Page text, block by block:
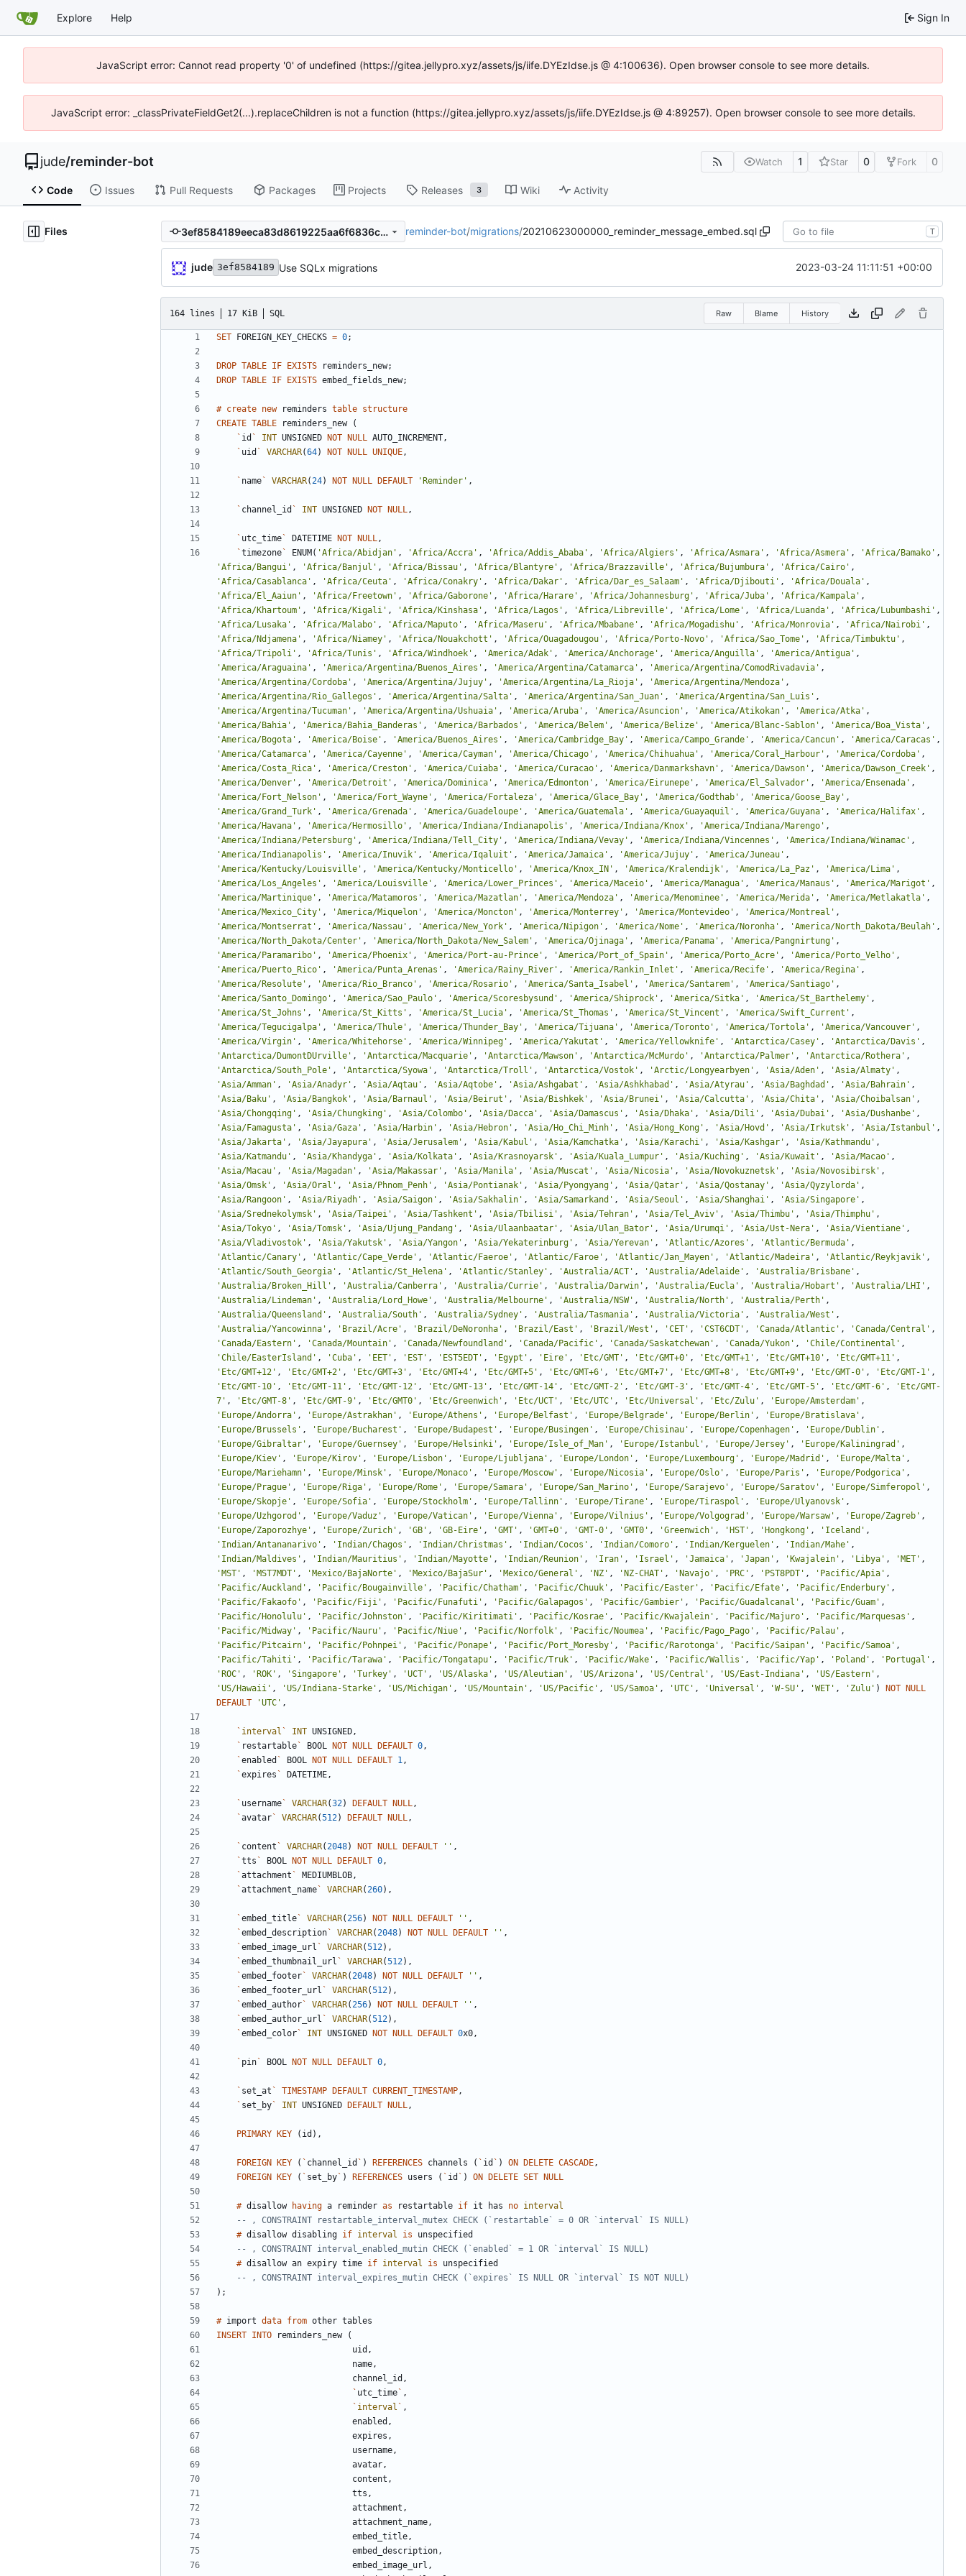
Explore Help Sign In
JavaScript error: Cannot read property '0' of undefined (https://gitea.jellypro.xyz/assets/js/iife.DYEzIdse.js @ 4:100636). Open browser console to see more details.
JavaScript error: _classPrivateFieldGet2(...).replaceChildren is not a function (https://gitea.jellypro.xyz/assets/js/iife.DYEzIdse.js @ 4:89257). Open browser console to see more details.
jude/reminder-bot Watch 1 Star 0 Fork 0
Code Issues Pull Requests Packages Projects Releases 3 Wiki Activity
Files 3ef8584189eeca83d8619225aa6f6836cff57d4e reminder-bot/migrations/20210623000000_reminder_message_embed.sql T
jude 3ef8584189 Use SQLx migrations 2023-03-24 11:11:51 +00:00
164 lines 17 KiB SQL Raw Blame History
SET FOREIGN_KEY_CHECKS = 0;
DROP TABLE IF EXISTS reminders_new;
DROP TABLE IF EXISTS embed_fields_new;
# create new reminders table structure
CREATE TABLE reminders_new
(
` id ` INT UNSIGNED NOT NULL AUTO_INCREMENT,
` uid ` VARCHAR(64) NOT NULL UNIQUE,
` name ` VARCHAR(24) NOT NULL DEFAULT ' Reminder ' ,
` channel_id ` INT UNSIGNED NOT NULL,
` utc_time ` DATETIME NOT NULL,
`timezone ` ENUM ( 'Africa/Abidjan ' , 'Africa/Accra ' , 'Africa/Addis_Ababa ' , 'Africa/Algiers ' , 'Africa/Asmara ' , 'Africa/Asmera ' , 'Africa/Bamako ' ,
'Africa/Bangui ' , 'Africa/Banjul ' , 'Africa/Bissau ' , 'Africa/Blantyre ' , 'Africa/Brazzaville ' , 'Africa/Bujumbura ' , 'Africa/Cairo ' ,
'Africa/Casablanca ' , 'Africa/Ceuta ' , 'Africa/Conakry ' , 'Africa/Dakar ' , 'Africa/Dar_es_Salaam ' , 'Africa/Djibouti ' , 'Africa/Douala ' ,
'Africa/El_Aaiun ' , 'Africa/Freetown ' , 'Africa/Gaborone ' , 'Africa/Harare ' , 'Africa/Johannesburg ' , 'Africa/Juba ' , 'Africa/Kampala ' ,
'Africa/Khartoum ' , 'Africa/Kigali ' , 'Africa/Kinshasa ' , 'Africa/Lagos ' , 'Africa/Libreville ' , 'Africa/Lome ' , 'Africa/Luanda ' , 'Africa/Lubumbashi ' ,
'Africa/Lusaka ' , 'Africa/Malabo ' , 'Africa/Maputo ' , 'Africa/Maseru ' , 'Africa/Mbabane ' , 'Africa/Mogadishu ' , 'Africa/Monrovia ' , 'Africa/Nairobi ' ,
'Africa/Ndjamena ' , 'Africa/Niamey ' , 'Africa/Nouakchott ' , 'Africa/Ouagadougou ' , 'Africa/Porto-Novo ' , 'Africa/Sao_Tome ' , 'Africa/Timbuktu ' ,
'Africa/Tripoli ' , 'Africa/Tunis ' , 'Africa/Windhoek ' , 'America/Adak ' , 'America/Anchorage ' , 'America/Anguilla ' , 'America/Antigua ' ,
'America/Araguaina ' , 'America/Argentina/Buenos_Aires ' , 'America/Argentina/Catamarca ' , 'America/Argentina/ComodRivadavia ' ,
'America/Argentina/Cordoba ' , 'America/Argentina/Jujuy ' , 'America/Argentina/La_Rioja ' , 'America/Argentina/Mendoza ' ,
'America/Argentina/Rio_Gallegos ' , 'America/Argentina/Salta ' , 'America/Argentina/San_Juan ' , 'America/Argentina/San_Luis ' ,
'America/Argentina/Tucuman ' , 'America/Argentina/Ushuaia ' , 'America/Aruba ' , 'America/Asuncion ' , 'America/Atikokan ' , 'America/Atka ' ,
'America/Bahia ' , 'America/Bahia_Banderas ' , 'America/Barbados ' , 'America/Belem ' , 'America/Belize ' , 'America/Blanc-Sablon ' , 'America/Boa_Vista ' ,
'America/Bogota ' , 'America/Boise ' , 'America/Buenos_Aires ' , 'America/Cambridge_Bay ' , 'America/Campo_Grande ' , 'America/Cancun ' , 'America/Caracas ' ,
'America/Catamarca ' , 'America/Cayenne ' , 'America/Cayman ' , 'America/Chicago ' , 'America/Chihuahua ' , 'America/Coral_Harbour ' , 'America/Cordoba ' ,
'America/Costa_Rica ' , 'America/Creston ' , 'America/Cuiaba ' , 'America/Curacao ' , 'America/Danmarkshavn ' , 'America/Dawson ' , 'America/Dawson_Creek ' ,
'America/Denver ' , 'America/Detroit ' , 'America/Dominica ' , 'America/Edmonton ' , 'America/Eirunepe ' , 'America/El_Salvador ' , 'America/Ensenada ' ,
'America/Fort_Nelson ' , 'America/Fort_Wayne ' , 'America/Fortaleza ' , 'America/Glace_Bay ' , 'America/Godthab ' , 'America/Goose_Bay ' ,
'America/Grand_Turk ' , 'America/Grenada ' , 'America/Guadeloupe ' , 'America/Guatemala ' , 'America/Guayaquil ' , 'America/Guyana ' , 'America/Halifax ' ,
'America/Havana ' , 'America/Hermosillo ' , 'America/Indiana/Indianapolis ' , 'America/Indiana/Knox ' , 'America/Indiana/Marengo ' ,
'America/Indiana/Petersburg ' , 'America/Indiana/Tell_City ' , 'America/Indiana/Vevay ' , 'America/Indiana/Vincennes ' , 'America/Indiana/Winamac ' ,
'America/Indianapolis ' , 'America/Inuvik ' , 'America/Iqaluit ' , 'America/Jamaica ' , 'America/Jujuy ' , 'America/Juneau ' ,
'America/Kentucky/Louisville ' , 'America/Kentucky/Monticello ' , 'America/Knox_IN ' , 'America/Kralendijk ' , 'America/La_Paz ' , 'America/Lima ' ,
'America/Los_Angeles ' , 'America/Louisville ' , 'America/Lower_Princes ' , 'America/Maceio ' , 'America/Managua ' , 'America/Manaus ' , 'America/Marigot ' ,
'America/Martinique ' , 'America/Matamoros ' , 'America/Mazatlan ' , 'America/Mendoza ' , 'America/Menominee ' , 'America/Merida ' , 'America/Metlakatla ' ,
'America/Mexico_City ' , 'America/Miquelon ' , 'America/Moncton ' , 'America/Monterrey ' , 'America/Montevideo ' , 'America/Montreal ' ,
'America/Montserrat ' , 'America/Nassau ' , 'America/New_York ' , 'America/Nipigon ' , 'America/Nome ' , 'America/Noronha ' , 'America/North_Dakota/Beulah ' ,
'America/North_Dakota/Center ' , 'America/North_Dakota/New_Salem ' , 'America/Ojinaga ' , 'America/Panama ' , 'America/Pangnirtung ' ,
'America/Paramaribo ' , 'America/Phoenix ' , 'America/Port-au-Prince ' , 'America/Port_of_Spain ' , 'America/Porto_Acre ' , 'America/Porto_Velho ' ,
'America/Puerto_Rico ' , 'America/Punta_Arenas ' , 'America/Rainy_River ' , 'America/Rankin_Inlet ' , 'America/Recife ' , 'America/Regina ' ,
'America/Resolute ' , 'America/Rio_Branco ' , 'America/Rosario ' , 'America/Santa_Isabel ' , 'America/Santarem ' , 'America/Santiago ' ,
'America/Santo_Domingo ' , 'America/Sao_Paulo ' , 'America/Scoresbysund ' , 'America/Shiprock ' , 'America/Sitka ' , 'America/St_Barthelemy ' ,
'America/St_Johns ' , 'America/St_Kitts ' , 'America/St_Lucia ' , 'America/St_Thomas ' , 'America/St_Vincent ' , 'America/Swift_Current ' ,
'America/Tegucigalpa ' , 'America/Thule ' , 'America/Thunder_Bay ' , 'America/Tijuana ' , 'America/Toronto ' , 'America/Tortola ' , 'America/Vancouver ' ,
'America/Virgin ' , 'America/Whitehorse ' , 'America/Winnipeg ' , 'America/Yakutat ' , 'America/Yellowknife ' , 'Antarctica/Casey ' , 'Antarctica/Davis ' ,
'Antarctica/DumontDUrville ' , 'Antarctica/Macquarie ' , 'Antarctica/Mawson ' , 'Antarctica/McMurdo ' , 'Antarctica/Palmer ' , 'Antarctica/Rothera ' ,
'Antarctica/South_Pole ' , 'Antarctica/Syowa ' , 'Antarctica/Troll ' , 'Antarctica/Vostok ' , 'Arctic/Longyearbyen ' , 'Asia/Aden ' , 'Asia/Almaty ' ,
'Asia/Amman ' , 'Asia/Anadyr ' , 'Asia/Aqtau ' , 'Asia/Aqtobe ' , 'Asia/Ashgabat ' , 'Asia/Ashkhabad ' , 'Asia/Atyrau ' , 'Asia/Baghdad ' , 'Asia/Bahrain ' ,
'Asia/Baku ' , 'Asia/Bangkok ' , 'Asia/Barnaul ' , 'Asia/Beirut ' , 'Asia/Bishkek ' , 'Asia/Brunei ' , 'Asia/Calcutta ' , 'Asia/Chita ' , 'Asia/Choibalsan ' ,
'Asia/Chongqing ' , 'Asia/Chungking ' , 'Asia/Colombo ' , 'Asia/Dacca ' , 'Asia/Damascus ' , 'Asia/Dhaka ' , 'Asia/Dili ' , 'Asia/Dubai ' , 'Asia/Dushanbe ' ,
'Asia/Famagusta ' , 'Asia/Gaza ' , 'Asia/Harbin ' , 'Asia/Hebron ' , 'Asia/Ho_Chi_Minh ' , 'Asia/Hong_Kong ' , 'Asia/Hovd ' , 'Asia/Irkutsk ' , 'Asia/Istanbul ' ,
'Asia/Jakarta ' , 'Asia/Jayapura ' , 'Asia/Jerusalem ' , 'Asia/Kabul ' , 'Asia/Kamchatka ' , 'Asia/Karachi ' , 'Asia/Kashgar ' , 'Asia/Kathmandu ' ,
'Asia/Katmandu ' , 'Asia/Khandyga ' , 'Asia/Kolkata ' , 'Asia/Krasnoyarsk ' , 'Asia/Kuala_Lumpur ' , 'Asia/Kuching ' , 'Asia/Kuwait ' , 'Asia/Macao ' ,
'Asia/Macau ' , 'Asia/Magadan ' , 'Asia/Makassar ' , 'Asia/Manila ' , 'Asia/Muscat ' , 'Asia/Nicosia ' , 'Asia/Novokuznetsk ' , 'Asia/Novosibirsk ' ,
'Asia/Omsk ' , 'Asia/Oral ' , 'Asia/Phnom_Penh ' , 'Asia/Pontianak ' , 'Asia/Pyongyang ' , 'Asia/Qatar ' , 'Asia/Qostanay ' , 'Asia/Qyzylorda ' ,
'Asia/Rangoon ' , 'Asia/Riyadh ' , 'Asia/Saigon ' , 'Asia/Sakhalin ' , 'Asia/Samarkand ' , 'Asia/Seoul ' , 'Asia/Shanghai ' , 'Asia/Singapore ' ,
'Asia/Srednekolymsk ' , 'Asia/Taipei ' , 'Asia/Tashkent ' , 'Asia/Tbilisi ' , 'Asia/Tehran ' , 'Asia/Tel_Aviv ' , 'Asia/Thimbu ' , 'Asia/Thimphu ' ,
'Asia/Tokyo ' , 'Asia/Tomsk ' , 'Asia/Ujung_Pandang ' , 'Asia/Ulaanbaatar ' , 'Asia/Ulan_Bator ' , 'Asia/Urumqi ' , 'Asia/Ust-Nera ' , 'Asia/Vientiane ' ,
'Asia/Vladivostok ' , 'Asia/Yakutsk ' , 'Asia/Yangon ' , 'Asia/Yekaterinburg ' , 'Asia/Yerevan ' , 'Atlantic/Azores ' , 'Atlantic/Bermuda ' ,
'Atlantic/Canary ' , 'Atlantic/Cape_Verde ' , 'Atlantic/Faeroe ' , 'Atlantic/Faroe ' , 'Atlantic/Jan_Mayen ' , 'Atlantic/Madeira ' , 'Atlantic/Reykjavik ' ,
'Atlantic/South_Georgia ' , 'Atlantic/St_Helena ' , 'Atlantic/Stanley ' , 'Australia/ACT ' , 'Australia/Adelaide ' , 'Australia/Brisbane ' ,
'Australia/Broken_Hill ' , 'Australia/Canberra ' , 'Australia/Currie ' , 'Australia/Darwin ' , 'Australia/Eucla ' , 'Australia/Hobart ' , 'Australia/LHI ' ,
'Australia/Lindeman ' , 'Australia/Lord_Howe ' , 'Australia/Melbourne ' , 'Australia/NSW' , 'Australia/North ' , 'Australia/Perth ' ,
'Australia/Queensland ' , 'Australia/South ' , 'Australia/Sydney ' , 'Australia/Tasmania ' , 'Australia/Victoria ' , 'Australia/West ' ,
'Australia/Yancowinna ' , ' Brazil/Acre ' , ' Brazil/DeNoronha ' , ' Brazil/East ' , ' Brazil/West ' , 'CET ' , 'CST6CDT ' , 'Canada/Atlantic ' , 'Canada/Central ' ,
'Canada/Eastern ' , 'Canada/Mountain ' , 'Canada/Newfoundland ' , 'Canada/Pacific ' , 'Canada/Saskatchewan ' , 'Canada/Yukon ' , 'Chile/Continental ' ,
'Chile/EasterIsland ' , 'Cuba ' , ' EET ' , ' EST ' , ' EST5EDT ' , ' Egypt ' , ' Eire ' , ' Etc/GMT ' , ' Etc/GMT+0 ' , ' Etc/GMT+1 ' , ' Etc/GMT+10 ' , ' Etc/GMT+11 ' ,
' Etc/GMT+12 ' , ' Etc/GMT+2 ' , ' Etc/GMT+3 ' , ' Etc/GMT+4 ' , ' Etc/GMT+5 ' , ' Etc/GMT+6 ' , ' Etc/GMT+7 ' , ' Etc/GMT+8 ' , ' Etc/GMT+9 ' , ' Etc/GMT-0 ' , ' Etc/GMT-1 ' ,
' Etc/GMT-10 ' , ' Etc/GMT-11 ' , ' Etc/GMT-12 ' , ' Etc/GMT-13 ' , ' Etc/GMT-14 ' , ' Etc/GMT-2 ' , ' Etc/GMT-3 ' , ' Etc/GMT-4 ' , ' Etc/GMT-5 ' , ' Etc/GMT-6 ' , ' Etc/GMT-
7 ' , ' Etc/GMT-8 ' , ' Etc/GMT-9 ' , ' Etc/GMT0 ' , ' Etc/Greenwich ' , ' Etc/UCT ' , ' Etc/UTC ' , ' Etc/Universal ' , ' Etc/Zulu ' , ' Europe/Amsterdam ' ,
' Europe/Andorra ' , ' Europe/Astrakhan ' , ' Europe/Athens ' , ' Europe/Belfast ' , ' Europe/Belgrade ' , ' Europe/Berlin ' , ' Europe/Bratislava ' ,
' Europe/Brussels ' , ' Europe/Bucharest ' , ' Europe/Budapest ' , ' Europe/Busingen ' , ' Europe/Chisinau ' , ' Europe/Copenhagen ' , ' Europe/Dublin ' ,
' Europe/Gibraltar ' , ' Europe/Guernsey ' , ' Europe/Helsinki ' , ' Europe/Isle_of_Man ' , ' Europe/Istanbul ' , ' Europe/Jersey ' , ' Europe/Kaliningrad ' ,
' Europe/Kiev ' , ' Europe/Kirov ' , ' Europe/Lisbon ' , ' Europe/Ljubljana ' , ' Europe/London ' , ' Europe/Luxembourg ' , ' Europe/Madrid ' , ' Europe/Malta ' ,
' Europe/Mariehamn ' , ' Europe/Minsk ' , ' Europe/Monaco ' , ' Europe/Moscow' , ' Europe/Nicosia ' , ' Europe/Oslo ' , ' Europe/Paris ' , ' Europe/Podgorica ' ,
' Europe/Prague ' , ' Europe/Riga ' , ' Europe/Rome ' , ' Europe/Samara ' , ' Europe/San_Marino ' , ' Europe/Sarajevo ' , ' Europe/Saratov ' , ' Europe/Simferopol ' ,
' Europe/Skopje ' , ' Europe/Sofia ' , ' Europe/Stockholm ' , ' Europe/Tallinn ' , ' Europe/Tirane ' , ' Europe/Tiraspol ' , ' Europe/Ulyanovsk ' ,
' Europe/Uzhgorod ' , ' Europe/Vaduz ' , ' Europe/Vatican ' , ' Europe/Vienna ' , ' Europe/Vilnius ' , ' Europe/Volgograd ' , ' Europe/Warsaw' , ' Europe/Zagreb ' ,
' Europe/Zaporozhye ' , ' Europe/Zurich ' , 'GB ' , 'GB-Eire ' , 'GMT ' , 'GMT+0 ' , 'GMT-0 ' , 'GMT0 ' , 'Greenwich ' , ' HST ' , ' Hongkong ' , ' Iceland ' ,
' Indian/Antananarivo ' , ' Indian/Chagos ' , ' Indian/Christmas ' , ' Indian/Cocos ' , ' Indian/Comoro ' , ' Indian/Kerguelen ' , ' Indian/Mahe ' ,
' Indian/Maldives ' , ' Indian/Mauritius ' , ' Indian/Mayotte ' , ' Indian/Reunion ' , ' Iran ' , ' Israel ' , 'Jamaica ' , 'Japan ' , ' Kwajalein ' , ' Libya ' , ' MET ' ,
' MST ' , ' MST7MDT ' , ' Mexico/BajaNorte ' , ' Mexico/BajaSur ' , ' Mexico/General ' , ' NZ ' , ' NZ-CHAT ' , ' Navajo ' , ' PRC ' , ' PST8PDT ' , ' Pacific/Apia ' ,
' Pacific/Auckland ' , ' Pacific/Bougainville ' , ' Pacific/Chatham ' , ' Pacific/Chuuk ' , ' Pacific/Easter ' , ' Pacific/Efate ' , ' Pacific/Enderbury ' ,
' Pacific/Fakaofo ' , ' Pacific/Fiji ' , ' Pacific/Funafuti ' , ' Pacific/Galapagos ' , ' Pacific/Gambier ' , ' Pacific/Guadalcanal ' , ' Pacific/Guam ' ,
' Pacific/Honolulu ' , ' Pacific/Johnston ' , ' Pacific/Kiritimati ' , ' Pacific/Kosrae ' , ' Pacific/Kwajalein ' , ' Pacific/Majuro ' , ' Pacific/Marquesas ' ,
' Pacific/Midway ' , ' Pacific/Nauru ' , ' Pacific/Niue ' , ' Pacific/Norfolk ' , ' Pacific/Noumea ' , ' Pacific/Pago_Pago ' , ' Pacific/Palau ' ,
' Pacific/Pitcairn ' , ' Pacific/Pohnpei ' , ' Pacific/Ponape ' , ' Pacific/Port_Moresby ' , ' Pacific/Rarotonga ' , ' Pacific/Saipan ' , ' Pacific/Samoa ' ,
' Pacific/Tahiti ' , ' Pacific/Tarawa ' , ' Pacific/Tongatapu ' , ' Pacific/Truk ' , ' Pacific/Wake ' , ' Pacific/Wallis ' , ' Pacific/Yap ' , ' Poland ' , ' Portugal ' ,
' ROC ' , ' ROK ' , 'Singapore ' , 'Turkey ' , 'UCT ' , 'US/Alaska ' , 'US/Aleutian ' , 'US/Arizona ' , 'US/Central ' , 'US/East-Indiana ' , 'US/Eastern ' ,
'US/Hawaii ' , 'US/Indiana-Starke ' , 'US/Michigan ' , 'US/Mountain ' , 'US/Pacific ' , 'US/Samoa ' , 'UTC ' , 'Universal ' , 'W-SU ' , 'WET ' , ' Zulu ' ) NOT
NULL
DEFAULT
'UTC ' ,
` interval ` INT UNSIGNED,
` restartable ` BOOL NOT NULL DEFAULT 0,
`enabled ` BOOL NOT NULL DEFAULT 1,
`expires ` DATETIME,
` username ` VARCHAR(32) DEFAULT NULL,
`avatar ` VARCHAR(512) DEFAULT NULL,
` content ` VARCHAR(2048) NOT NULL DEFAULT ' ' ,
`tts ` BOOL NOT NULL DEFAULT 0,
`attachment ` MEDIUMBLOB,
`attachment_name ` VARCHAR(260) ,
`embed_title ` VARCHAR(256) NOT NULL DEFAULT ' ' ,
`embed_description ` VARCHAR(2048) NOT NULL DEFAULT ' ' ,
`embed_image_url ` VARCHAR(512) ,
`embed_thumbnail_url ` VARCHAR(512) ,
`embed_footer ` VARCHAR(2048) NOT NULL DEFAULT ' ' ,
`embed_footer_url ` VARCHAR(512) ,
`embed_author ` VARCHAR(256) NOT NULL DEFAULT ' ' ,
`embed_author_url ` VARCHAR(512) ,
`embed_color ` INT UNSIGNED NOT NULL DEFAULT 0x0,
` pin ` BOOL NOT NULL DEFAULT 0,
` set_at ` TIMESTAMP DEFAULT CURRENT_TIMESTAMP,
` set_by ` INT UNSIGNED DEFAULT NULL,
PRIMARY KEY ( id ) ,
FOREIGN KEY ( ` channel_id ` ) REFERENCES channels ( ` id ` ) ON DELETE CASCADE,
FOREIGN
KEY ( ` set_by ` ) REFERENCES users ( ` id ` ) ON DELETE SET NULL
# disallow having a reminder as restartable if it has no interval
# disallow disabling if interval is
unspecified
# disallow an expiry time if interval is
unspecified
) ;
# import data from other tables
INSERT INTO reminders_new
(
uid ,
name,
channel_id ,
` utc_time ` ,
` interval ` ,
enabled ,
expires ,
username,
avatar,
content ,
tts ,
attachment ,
attachment_name,
embed_title,
embed_description,
embed_image_url ,